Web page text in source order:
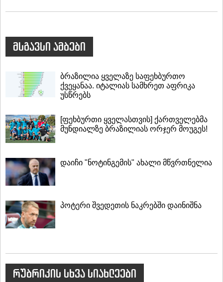
მსგავსი ამბები
ბრაზილია ყველაზე საფეხბურთო
ქვეყანაა. იტალიას სამხრეთ აფრიკა
უსწრებს
[ფეხბურთი ყველასთვის] ქართველებმა
მუნდიალზე ბრაზილიას ორჯერ მოუგეს!
დაიჩი "ნოტინგემის" ახალი მწვრთნელია
პოტერი შვედეთის ნაკრებში დაინიშნა
რუბრიკის სხვა სიახლეები